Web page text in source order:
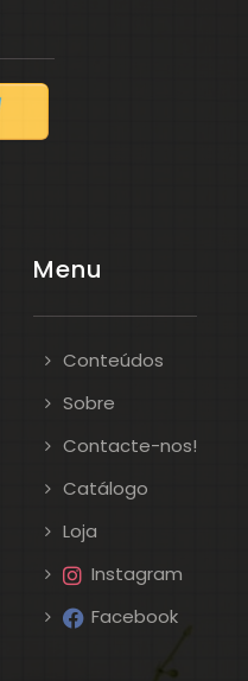
Menu
Conteúdos
Sobre
Contacte-nos!
Catálogo
Loja
Instagram
Facebook